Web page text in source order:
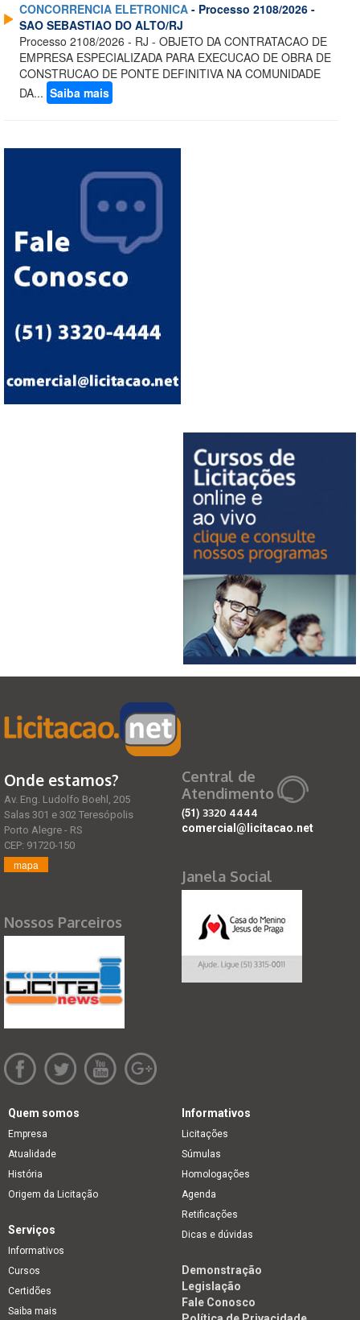
CONCORRENCIA ELETRONICA - Processo 2108/2026 -
SAO SEBASTIAO DO ALTO/RJ
Processo 2108/2026 - RJ - OBJETO DA CONTRATACAO DE
EMPRESA ESPECIALIZADA PARA EXECUCAO DE OBRA DE
CONSTRUCAO DE PONTE DEFINITIVA NA COMUNIDADE
DA... Saiba mais
Onde estamos?
Av. Eng. Ludolfo Boehl, 205
Salas 301 e 302 Teresópolis
Porto Alegre - RS
CEP: 91720-150
mapa
Nossos Parceiros
Central de
Atendimento
(51) 3320 4444
comercial@licitacao.net
Janela Social
Quem somos
Empresa
Atualidade
História
Origem da Licitação
Informativos
Licitações
Súmulas
Homologações
Agenda
Retificações
Dicas e dúvidas
Serviços
Informativos
Cursos
Certidões
Saiba mais
Demonstração
Legislação
Fale Conosco